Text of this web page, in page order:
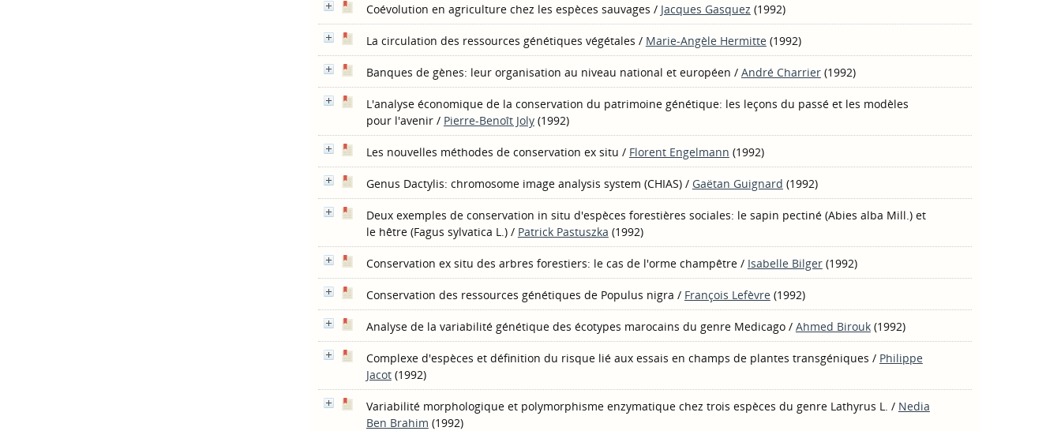
Coévolution en agriculture chez les espèces sauvages / Jacques Gasquez (1992)
La circulation des ressources génétiques végétales / Marie-Angèle Hermitte(1992)
Banques de gènes: leur organisation au niveau national et européen / André Charrier(1992)
L'analyse économique de la conservation du patrimoine génétique: les leçons du passé et les modèles
pour l'avenir/ Pierre-Benoît Joly(1992)
Les nouvelles méthodes de conservation ex situ / Florent Engelmann (1992)
Genus Dactylis: chromosome image analysis system (CHIAS)/ Gaëtan Guignard (1992)
Deux exemples de conservation in situ d'espèces forestières sociales: le sapin pectiné (Abies alba Mill.) et
le hêtre (Fagus sylvatica L.)/ Patrick Pastuszka (1992)
Conservation ex situ des arbres forestiers: le cas de l'orme champêtre/ Isabelle Bilger(1992)
Conservation des ressources génétiques de Populus nigra / François Lefèvre(1992)
Analyse de la variabilité génétique des écotypes marocains du genre Medicago/ Ahmed Birouk(1992)
Complexe d'espèces et définition du risque lié aux essais en champs de plantes transgéniques / Philippe
Jacot(1992)
Variabilité morphologique et polymorphisme enzymatique chez trois espèces du genre Lathyrus L. / Nedia
Ben Brahim (1992)